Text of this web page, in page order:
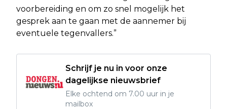
voorbereiding en om zo snel mogelijk het
gesprek aan te gaan met de aannemer bij
eventuele tegenvallers.”
Schrijf je nu in voor onze
dagelijkse nieuwsbrief
Elke ochtend om 7.00 uur in je
mailbox